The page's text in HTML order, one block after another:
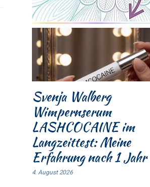
Svenja Walberg
Wimpernserum
LASHCOCAINE im
Langzeittest: Meine
Erfahrung nach 1 Jahr
4. August 2026